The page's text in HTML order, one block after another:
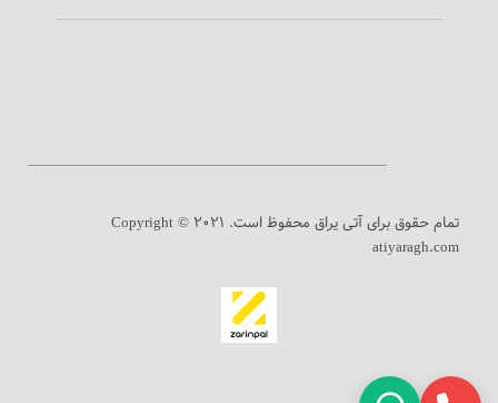
تمام حقوق برای آتی یراق محفوظ است. Copyright © 2021
atiyaragh.com